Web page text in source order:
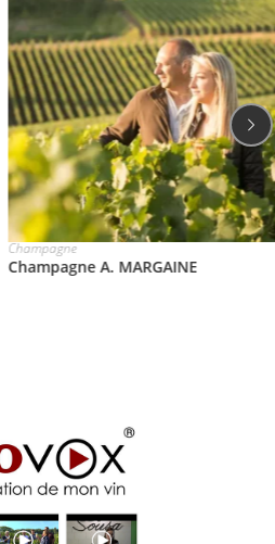
Champagne
Champagne PERRON BEAUVINEAU